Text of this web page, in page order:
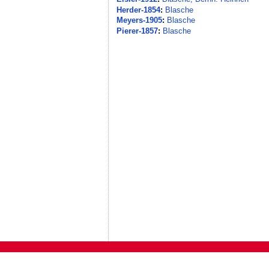
Herder-1854: Blasche
Meyers-1905: Blasche
Pierer-1857: Blasche